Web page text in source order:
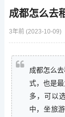
成都怎么去
3年前 (2023-10-09)
成都怎么
式，也是
多，可以
中，坐旅